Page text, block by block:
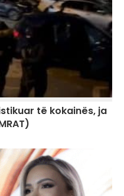
të kokainës, ja